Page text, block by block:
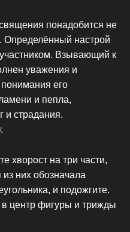
понадобится не
Определённый настрой
Взывающий к
уважения и
его
и пепла,
и страдания.
.
хворост на три части,
них обозначала
и подожгите.
центр фигуры и трижды